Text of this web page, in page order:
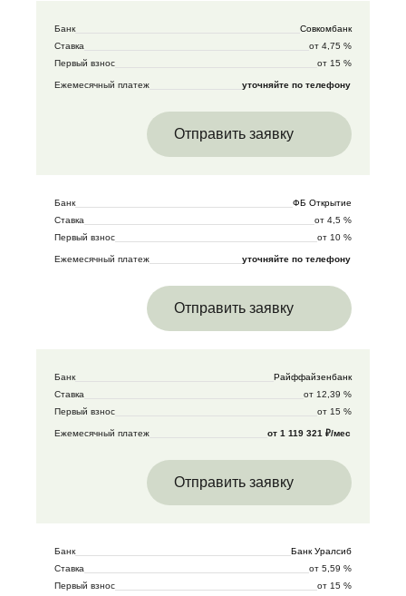
Банк
Совкомбанк
Ставка
от 4,75 %
Первый взнос
от 15 %
Ежемесячный платеж уточняйте по телефону
Отправить заявку
Банк
ФБ Открытие
Ставка
от 4,5 %
Первый взнос
от 10 %
Ежемесячный платеж уточняйте по телефону
Отправить заявку
Банк
Райффайзенбанк
Ставка
от 12,39 %
Первый взнос
от 15 %
Ежемесячный платеж от 1 119 321 ₽/мес
Отправить заявку
Банк
Банк Уралсиб
Ставка
от 5,59 %
Первый взнос
от 15 %